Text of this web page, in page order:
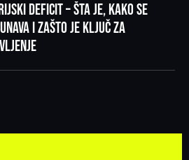
deficit – šta je, kako se
i zašto je ključ za